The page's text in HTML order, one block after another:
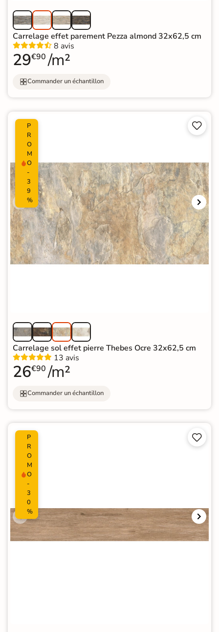
Carrelage effet parement Pezza almond 32x62,5 cm
8 avis
29€90 /m²
Commander un échantillon
P
R
O
M
O
-
3
9
%


Carrelage sol effet pierre Thebes Ocre 32x62,5 cm
13 avis
26€90 /m²
Commander un échantillon
P
R
O
M
O
-
3
0
%

